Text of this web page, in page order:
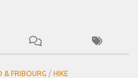
& FRIBOURG / HIKE